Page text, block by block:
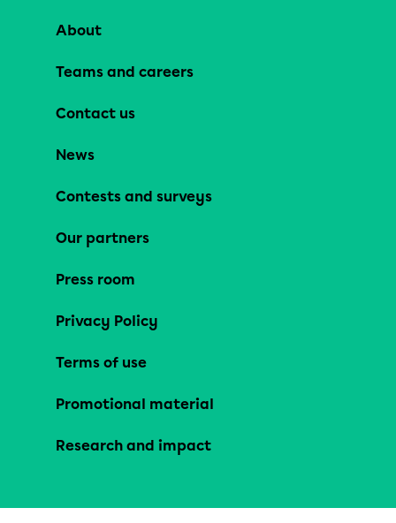
About
Teams and careers
Contact us
News
Contests and surveys
Our partners
Press room
Privacy Policy
Terms of use
Promotional material
Research and impact